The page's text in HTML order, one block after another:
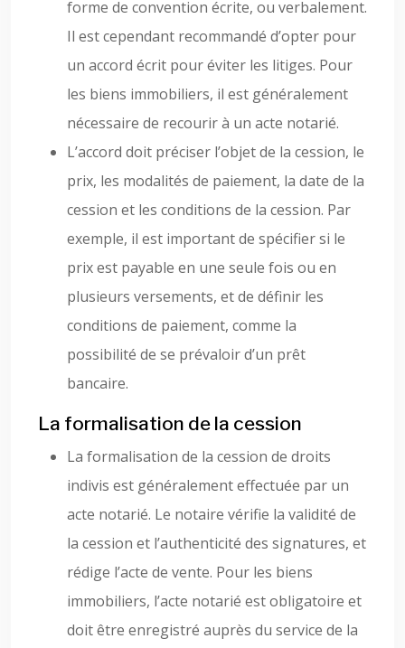
forme de convention écrite, ou verbalement.
Il est cependant recommandé d’opter pour
un accord écrit pour éviter les litiges. Pour
les biens immobiliers, il est généralement
nécessaire de recourir à un acte notarié.
L’accord doit préciser l’objet de la cession, le
prix, les modalités de paiement, la date de la
cession et les conditions de la cession. Par
exemple, il est important de spécifier si le
prix est payable en une seule fois ou en
plusieurs versements, et de définir les
conditions de paiement, comme la
possibilité de se prévaloir d’un prêt
bancaire.
La formalisation de la cession
La formalisation de la cession de droits
indivis est généralement effectuée par un
acte notarié. Le notaire vérifie la validité de
la cession et l’authenticité des signatures, et
rédige l’acte de vente. Pour les biens
immobiliers, l’acte notarié est obligatoire et
doit être enregistré auprès du service de la